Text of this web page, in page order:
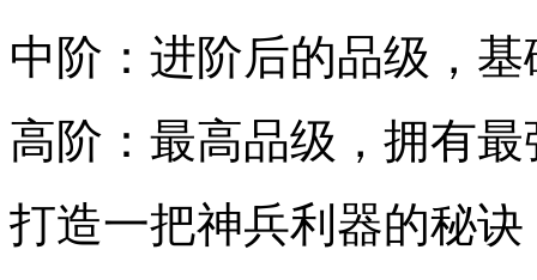
中阶：进阶后的品级，
高阶：最高品级，拥有
打造一把神兵利器的秘诀